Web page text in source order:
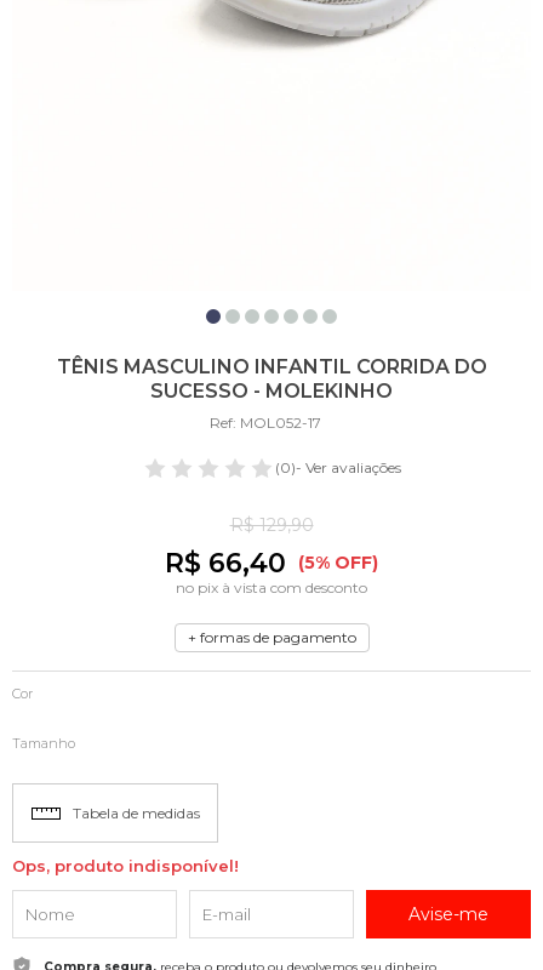
TÊNIS MASCULINO INFANTIL CORRIDA DO
SUCESSO - MOLEKINHO
Ref: MOL052-17
(0)- Ver avaliações
R$ 129,90
R$ 66,40 (5% OFF)
no pix à vista com desconto
+ formas de pagamento
Cor
Tamanho
Tabela de medidas
Ops, produto indisponível!
Avise-me
Compra segura, receba o produto ou devolvemos seu dinheiro